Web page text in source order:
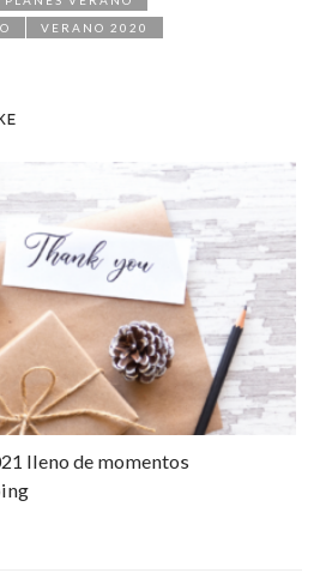
VERANO 2020
lleno de momentos